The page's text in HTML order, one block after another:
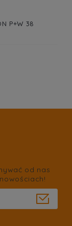
P+W 38
od nas